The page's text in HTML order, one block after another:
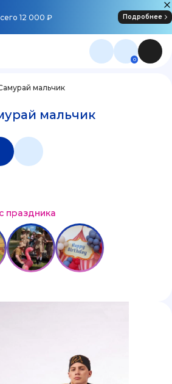
12 000 ₽ Подробнее
0
мальчик
мальчик
праздника